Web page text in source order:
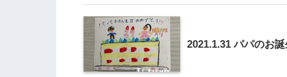
2021.1.31 パパのお誕